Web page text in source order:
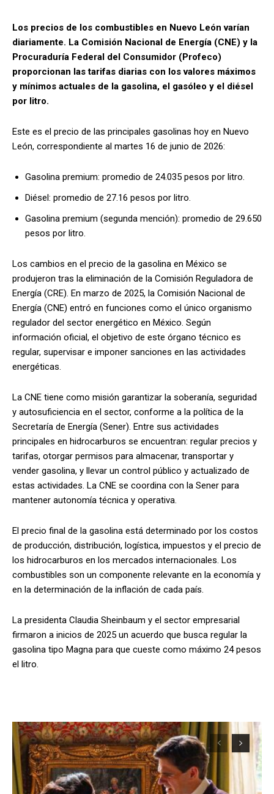
Los precios de los combustibles en Nuevo León varían
diariamente. La Comisión Nacional de Energía (CNE) y la
Procuraduría Federal del Consumidor (Profeco)
proporcionan las tarifas diarias con los valores máximos
y mínimos actuales de la gasolina, el gasóleo y el diésel
por litro.
Este es el precio de las principales gasolinas hoy en Nuevo
León, correspondiente al martes 16 de junio de 2026:
Gasolina premium: promedio de 24.035 pesos por litro.
Diésel: promedio de 27.16 pesos por litro.
Gasolina premium (segunda mención): promedio de 29.650
pesos por litro.
Los cambios en el precio de la gasolina en México se
produjeron tras la eliminación de la Comisión Reguladora de
Energía (CRE). En marzo de 2025, la Comisión Nacional de
Energía (CNE) entró en funciones como el único organismo
regulador del sector energético en México. Según
información oficial, el objetivo de este órgano técnico es
regular, supervisar e imponer sanciones en las actividades
energéticas.
La CNE tiene como misión garantizar la soberanía, seguridad
y autosuficiencia en el sector, conforme a la política de la
Secretaría de Energía (Sener). Entre sus actividades
principales en hidrocarburos se encuentran: regular precios y
tarifas, otorgar permisos para almacenar, transportar y
vender gasolina, y llevar un control público y actualizado de
estas actividades. La CNE se coordina con la Sener para
mantener autonomía técnica y operativa.
El precio final de la gasolina está determinado por los costos
de producción, distribución, logística, impuestos y el precio de
los hidrocarburos en los mercados internacionales. Los
combustibles son un componente relevante en la economía y
en la determinación de la inflación de cada país.
La presidenta Claudia Sheinbaum y el sector empresarial
firmaron a inicios de 2025 un acuerdo que busca regular la
gasolina tipo Magna para que cueste como máximo 24 pesos
el litro.